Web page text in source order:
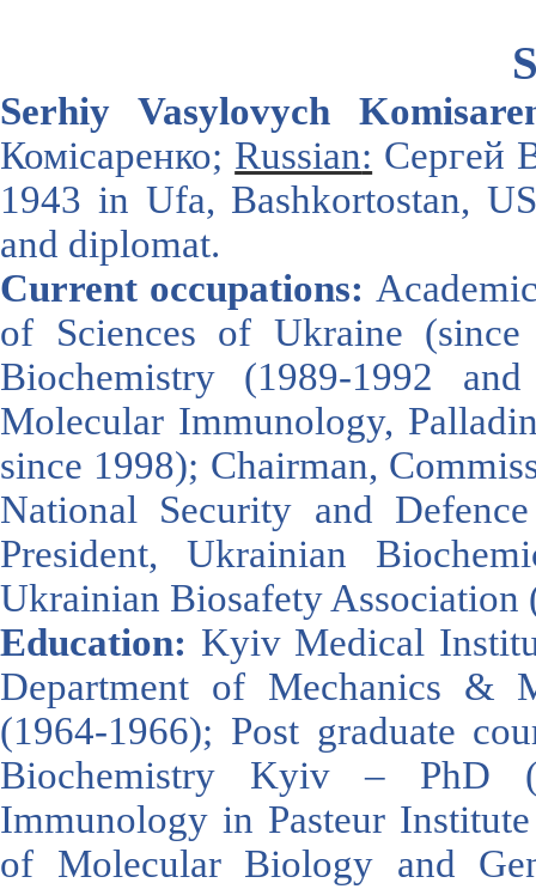
Serhiy Vasylovych
Комісаренко; Russian: Сергей
1943 in Ufa, Bashkortostan,
and diplomat.
Current occupations:
of Sciences of Ukraine
Biochemistry (1989-1992
Molecular Immunology,
since 1998); Chairman,
National Security and
President, Ukrainian
Ukrainian Biosafety Association
Education: Kyiv Medical
Department of Mechanics &
(1964-1966); Post graduate
Biochemistry Kyiv – PhD
Immunology in Pasteur
of Molecular Biology and